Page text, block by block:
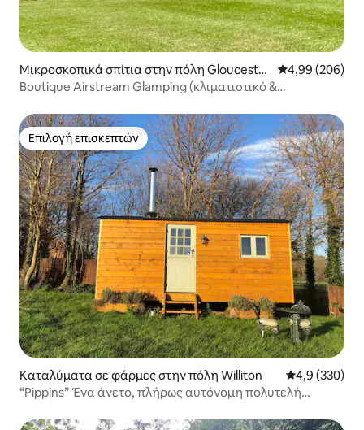
Μικροσκοπικά σπίτια στην πόλη Gloucester
shire
Μέση
4,99 (206)
Boutique Airstream Glamping (κλιματιστικό &
Επιλογή επισκεπτών
Επιλογή επισκεπτών
Καταλύματα σε φάρμες στην πόλη Williton Μέση
4,9 (330)
“Pippins” Ένα άνετο, πλήρως αυτόνομη πολυτελή